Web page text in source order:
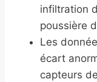
infiltration
poussière
Les
écart
capteurs